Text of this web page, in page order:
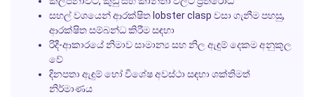
සහල් වශයෙන් ආරක්ෂිත lobster clasp වසා ගැනීම පහසු,
ආරක්ෂිත සම්බන්ධ කිරීම සඳහා
රිදී-ආකාරයේ නිමාව සාමාන්‍ය සහ නිල ඇඳුම් දෙකම අනුකූල
වේ
දිනපතා ඇඳුම් හෝ විශේෂ අවස්ථා සඳහා ශක්තිමත්
නිර්මාණය